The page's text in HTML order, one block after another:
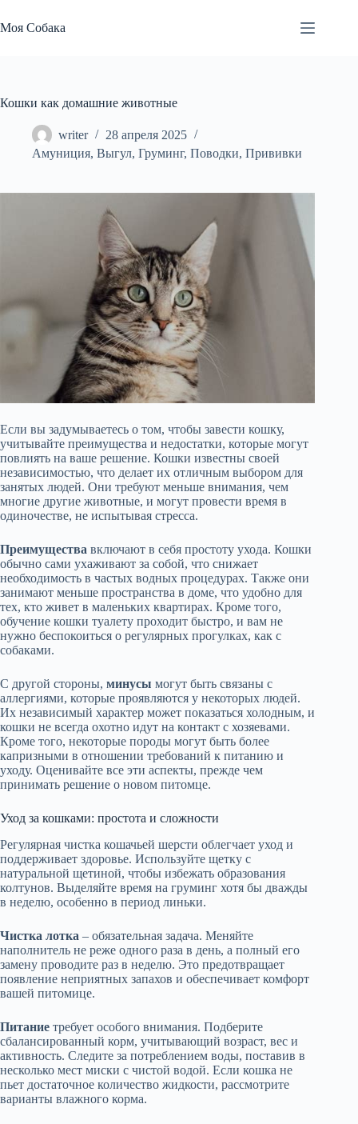
к
сути
Моя Собака
Кошки как домашние животные
writer
28 апреля 2025
Амуниция, Выгул, Груминг, Поводки, Прививки
Если вы задумываетесь о том, чтобы завести кошку,
учитывайте преимущества и недостатки, которые могут
повлиять на ваше решение. Кошки известны своей
независимостью, что делает их отличным выбором для
занятых людей. Они требуют меньше внимания, чем
многие другие животные, и могут провести время в
одиночестве, не испытывая стресса.
Преимущества включают в себя простоту ухода. Кошки
обычно сами ухаживают за собой, что снижает
необходимость в частых водных процедурах. Также они
занимают меньше пространства в доме, что удобно для
тех, кто живет в маленьких квартирах. Кроме того,
обучение кошки туалету проходит быстро, и вам не
нужно беспокоиться о регулярных прогулках, как с
собаками.
С другой стороны, минусы могут быть связаны с
аллергиями, которые проявляются у некоторых людей.
Их независимый характер может показаться холодным, и
кошки не всегда охотно идут на контакт с хозяевами.
Кроме того, некоторые породы могут быть более
капризными в отношении требований к питанию и
уходу. Оценивайте все эти аспекты, прежде чем
принимать решение о новом питомце.
Уход за кошками: простота и сложности
Регулярная чистка кошачьей шерсти облегчает уход и
поддерживает здоровье. Используйте щетку с
натуральной щетиной, чтобы избежать образования
колтунов. Выделяйте время на груминг хотя бы дважды
в неделю, особенно в период линьки.
Чистка лотка – обязательная задача. Меняйте
наполнитель не реже одного раза в день, а полный его
замену проводите раз в неделю. Это предотвращает
появление неприятных запахов и обеспечивает комфорт
вашей питомице.
Питание требует особого внимания. Подберите
сбалансированный корм, учитывающий возраст, вес и
активность. Следите за потреблением воды, поставив в
несколько мест миски с чистой водой. Если кошка не
пьет достаточное количество жидкости, рассмотрите
варианты влажного корма.